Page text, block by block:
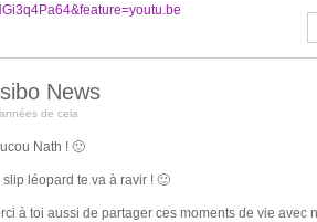
News
de cela
Nath ! 🙂
slip léopard te va à ravir ! 🙂
à toi aussi de partager ces moments de vie avec